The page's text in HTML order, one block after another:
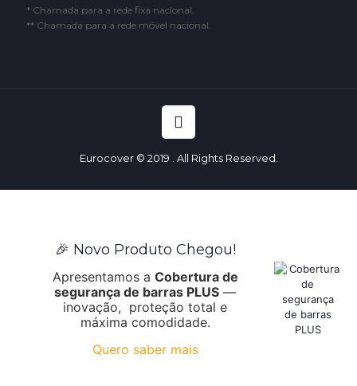
* Chamada para a rede fixa nacional.
** Chamada para a rede móvel nacional.
Eurocover © 2019 . All Rights Reserved.
🎉 Novo Produto Chegou!
Apresentamos a Cobertura de
segurança de barras PLUS —
inovação, proteção total e
máxima comodidade.
Quero saber mais